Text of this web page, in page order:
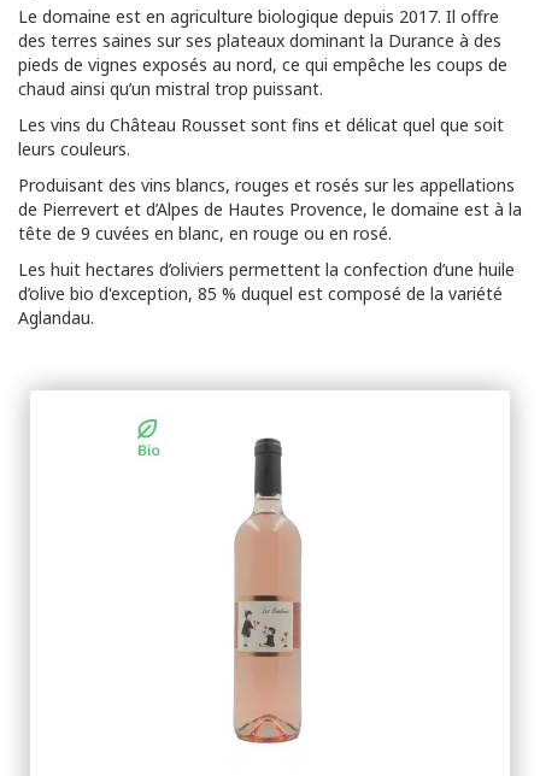
Le domaine est en agriculture biologique depuis 2017. Il offre
des terres saines sur ses plateaux dominant la Durance à des
pieds de vignes exposés au nord, ce qui empêche les coups de
chaud ainsi qu’un mistral trop puissant.
Les vins du Château Rousset sont fins et délicat quel que soit
leurs couleurs.
Produisant des vins blancs, rouges et rosés sur les appellations
de Pierrevert et d’Alpes de Hautes Provence, le domaine est à la
tête de 9 cuvées en blanc, en rouge ou en rosé.
Les huit hectares d’oliviers permettent la confection d’une huile
d’olive bio d'exception, 85 % duquel est composé de la variété
Aglandau.